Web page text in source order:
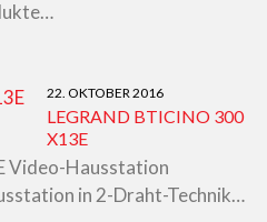
22. OKTOBER 2016
LEGRAND BTICINO 300
X13E
Video-Hausstation
in 2-Draht-Technik…